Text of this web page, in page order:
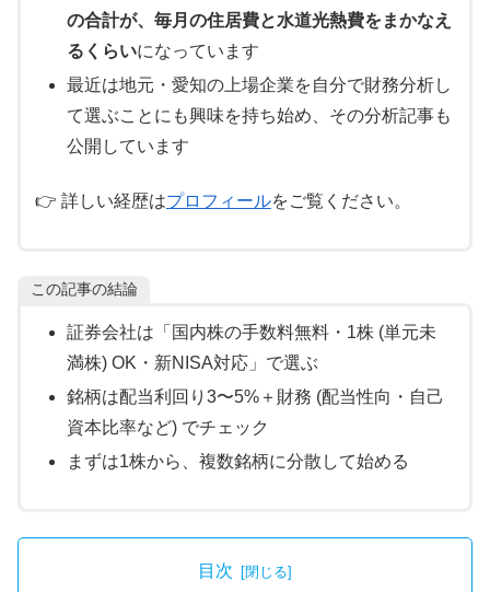
の合計が、毎月の住居費と水道光熱費をまかなえ
るくらいになっています
最近は地元・愛知の上場企業を自分で財務分析し
て選ぶことにも興味を持ち始め、その分析記事も
公開しています
👉 詳しい経歴はプロフィールをご覧ください。
この記事の結論
証券会社は「国内株の手数料無料・1株 (単元未
満株) OK・新NISA対応」で選ぶ
銘柄は配当利回り3〜5%＋財務 (配当性向・自己
資本比率など) でチェック
まずは1株から、複数銘柄に分散して始める
目次